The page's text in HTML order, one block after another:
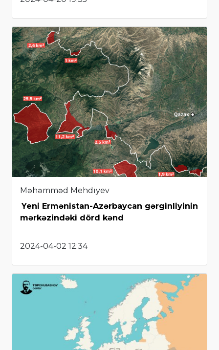
Məhəmməd Mehdiyev
Yeni Ermənistan-Azərbaycan gərginliyinin
mərkəzindəki dörd kənd
2024-04-02 12:34